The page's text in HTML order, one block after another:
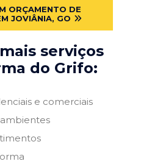
ORÇAMENTO DE
JOVIÂNIA, GO
serviços
do Grifo:
e comerciais